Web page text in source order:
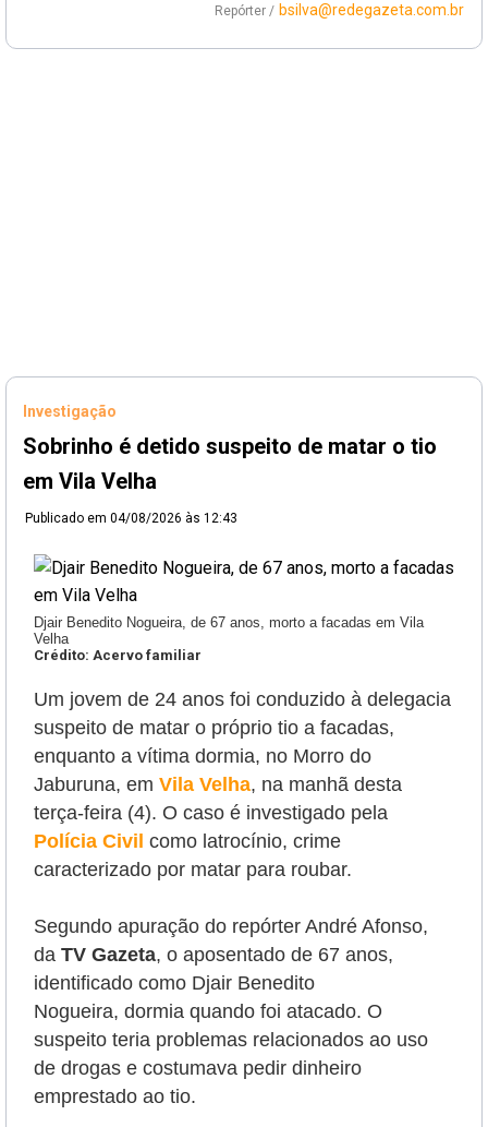
Repórter / bsilva@redegazeta.com.br
Investigação
Sobrinho é detido suspeito de matar o tio
em Vila Velha
Publicado em 04/08/2026 às 12:43
Djair Benedito Nogueira, de 67 anos, morto a facadas em Vila
Velha
Crédito: Acervo familiar
Um jovem de 24 anos foi conduzido à delegacia
suspeito de matar o próprio tio a facadas,
enquanto a vítima dormia, no Morro do
Jaburuna, em Vila Velha, na manhã desta
terça-feira (4). O caso é investigado pela
Polícia Civil como latrocínio, crime
caracterizado por matar para roubar.
Segundo apuração do repórter André Afonso,
da TV Gazeta, o aposentado de 67 anos,
identificado como Djair Benedito
Nogueira, dormia quando foi atacado. O
suspeito teria problemas relacionados ao uso
de drogas e costumava pedir dinheiro
emprestado ao tio.